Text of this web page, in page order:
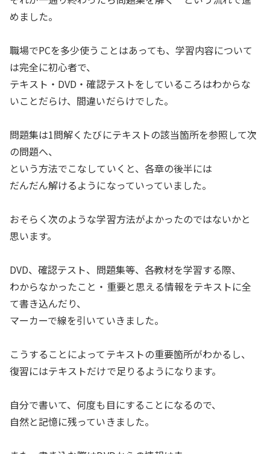
めました。
職場でPCを多少使うことはあっても、学習内容について
は完全に初心者で、
テキスト・DVD・確認テストをしているころはわからな
いことだらけ、間違いだらけでした。
問題集は1問解くたびにテキストの該当箇所を参照して次
の問題へ、
という方法でこなしていくと、各章の後半には
だんだん解けるようになっていっていました。
おそらく次のような学習方法がよかったのではないかと
思います。
DVD、確認テスト、問題集等、各教材を学習する際、
わからなかったこと・重要と思える情報をテキストに全
て書き込んだり、
マーカーで線を引いていきました。
こうすることによってテキストの重要箇所がわかるし、
復習にはテキストだけで足りるようになります。
自分で書いて、何度も目にすることになるので、
自然と記憶に残っていきました。